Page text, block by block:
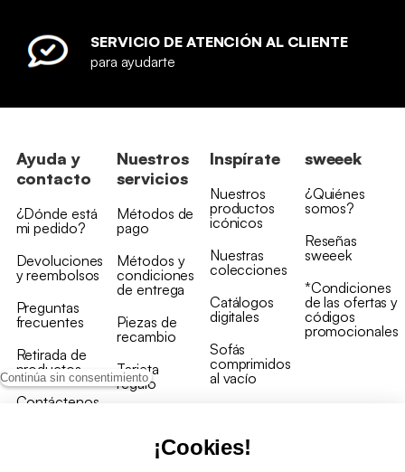
Continúa sin consentimiento
¡Cookies!
SERVICIO DE ATENCIÓN AL CLIENTE
para ayudarte
Ayuda y
contacto
¿Dónde está
mi pedido?
Devoluciones
y reembolsos
Preguntas
frecuentes
Retirada de
productos
Contáctenos
Nuestros
servicios
Métodos de
pago
Métodos y
condiciones
de entrega
Piezas de
recambio
Tarjeta
regalo
Inspírate
Nuestros
productos
icónicos
Nuestras
colecciones
Catálogos
digitales
Sofás
comprimidos
al vacío
sweeek
¿Quiénes
somos?
Reseñas
sweeek
*Condiciones
de las ofertas y
códigos
promocionales